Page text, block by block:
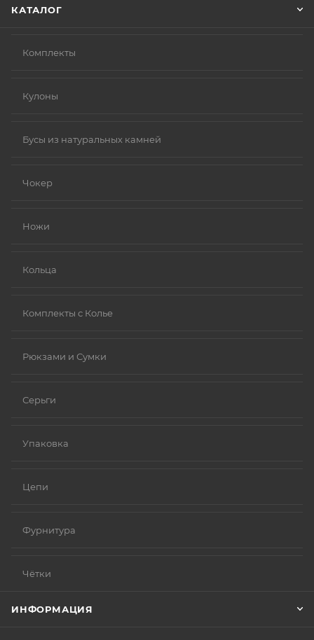
КАТАЛОГ
Комплекты
Кулоны
Бусы из натуральных камней
Чокер
Ножи
Кольца
Комплекты с Колье
Рюкзами и Сумки
Серьги
Упаковка
Цепи
Фурнитура
Чётки
ИНФОРМАЦИЯ